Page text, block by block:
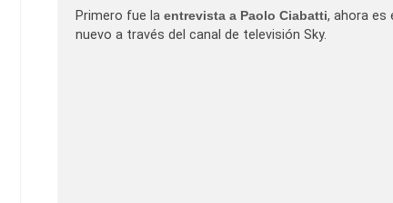
Primero fue la entrevista a Paolo Ciabatti, ahora es
nuevo a través del canal de televisión Sky.